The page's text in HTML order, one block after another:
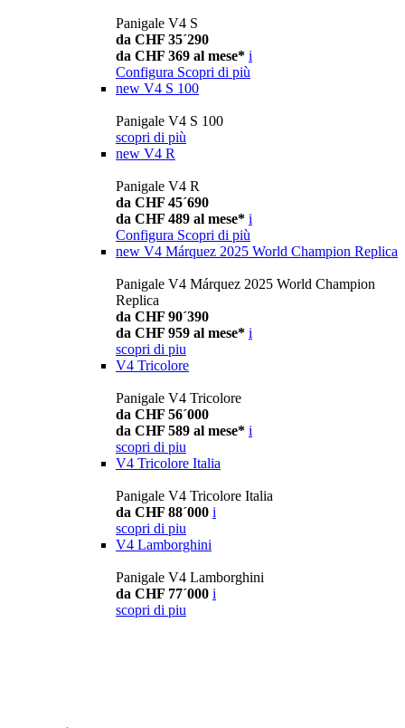
Panigale V4 S
da CHF 35´290
da CHF 369 al mese* i
Configura Scopri di più
new V4 S 100
Panigale V4 S 100
scopri di più
new V4 R
Panigale V4 R
da CHF 45´690
da CHF 489 al mese* i
Configura Scopri di più
new V4 Márquez 2025 World Champion Replica
Panigale V4 Márquez 2025 World Champion
Replica
da CHF 90´390
da CHF 959 al mese* i
scopri di piu
V4 Tricolore
Panigale V4 Tricolore
da CHF 56´000
da CHF 589 al mese* i
scopri di piu
V4 Tricolore Italia
Panigale V4 Tricolore Italia
da CHF 88´000 i
scopri di piu
V4 Lamborghini
Panigale V4 Lamborghini
da CHF 77´000 i
scopri di piu